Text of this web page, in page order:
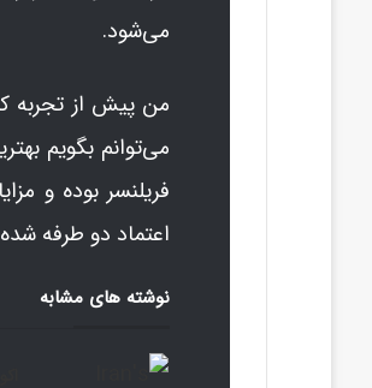
می‌شود.
من پیش از تجربه
می‌توانم بگویم
فریلنسر بوده و
اعتماد دو طرفه
نوشته های مشابه